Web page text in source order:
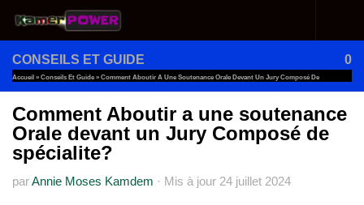
Au dessous du contenu
CONSEILS ET GUIDE 0
Accueil » Conseils Et Guide » Comment Aboutir A Une Soutenance Orale Devant Un Jury Composé De
Spécialite?
Comment Aboutir a une soutenance
Orale devant un Jury Composé de
spécialite?
parAnnie Moses Kamdem · Mis à jour 24 juillet 2024